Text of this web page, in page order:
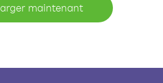
maintenant